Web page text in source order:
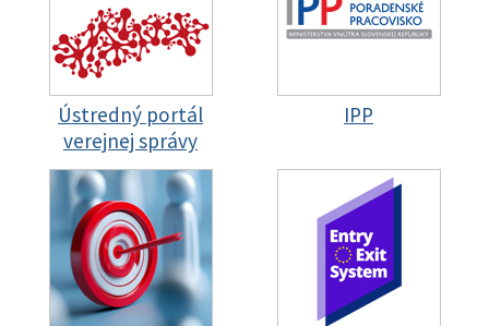
Ústredný portál
verejnej správy
IPP